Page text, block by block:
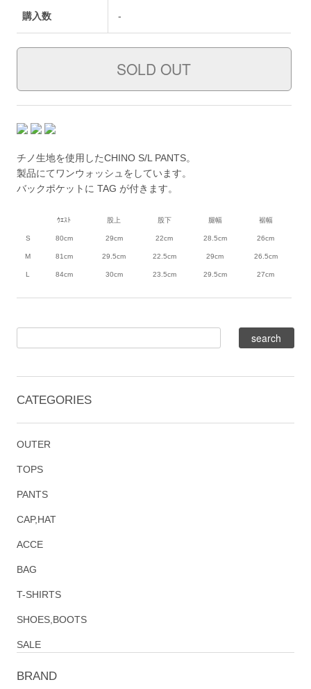
購入数 -
チノ生地を使用したCHINO S/L PANTS。
製品にてワンウォッシュをしています。
バックポケットに TAG が付きます。
ｳｴｽﾄ 股上 股下 腿幅 裾幅
S 80cm 29cm 22cm 28.5cm 26cm
M 81cm 29.5cm 22.5cm 29cm 26.5cm
L 84cm 30cm 23.5cm 29.5cm 27cm
CATEGORIES
OUTER
TOPS
PANTS
CAP,HAT
ACCE
BAG
T-SHIRTS
SHOES,BOOTS
SALE
BRAND